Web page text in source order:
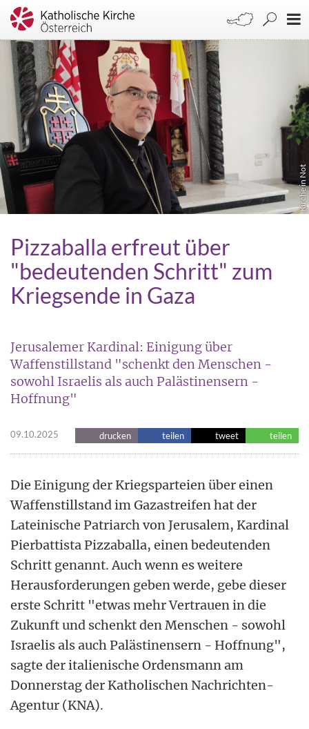
Kirche in Not
Pizzaballa erfreut über
"bedeutenden Schritt" zum
Kriegsende in Gaza
Jerusalemer Kardinal: Einigung über
Waffenstillstand "schenkt den Menschen -
sowohl Israelis als auch Palästinensern -
Hoffnung"
09.10.2025 drucken teilen tweet teilen
Die Einigung der Kriegsparteien über einen
Waffenstillstand im Gazastreifen hat der
Lateinische Patriarch von Jerusalem, Kardinal
Pierbattista Pizzaballa, einen bedeutenden
Schritt genannt. Auch wenn es weitere
Herausforderungen geben werde, gebe dieser
erste Schritt "etwas mehr Vertrauen in die
Zukunft und schenkt den Menschen - sowohl
Israelis als auch Palästinensern - Hoffnung",
sagte der italienische Ordensmann am
Donnerstag der Katholischen Nachrichten-
Agentur (KNA).